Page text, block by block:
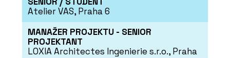
Atelier VAS, Praha 6
MANAŽER PROJEKTU - SENIOR
PROJEKTANT
LOXIA Architectes Ingenierie s.r.o., Praha